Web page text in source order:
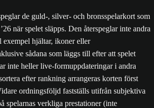
de guld-, silver- och bronsspelarkort som
när spelet släpps. Den återspeglar inte andra
hjältar, ikoner eller
sådana som läggs till efter att spelet
inte heller live-formuppdateringar i andra
efter rankning arrangeras korten först
ordningsföljd fastställs utifrån subjektiva
spelarnas verkliga prestationer (inte